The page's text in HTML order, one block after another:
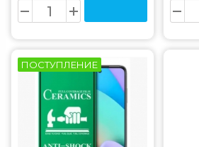
ПОСТУПЛЕНИЕ